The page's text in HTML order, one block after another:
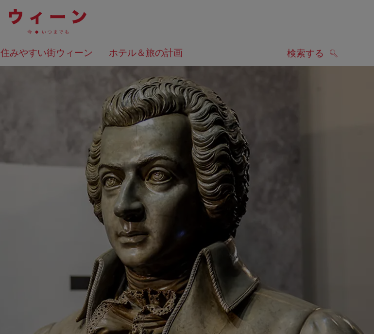
住みやすい街ウィーン ホテル＆旅の計画 検索する
検索結果を地図上に表示します